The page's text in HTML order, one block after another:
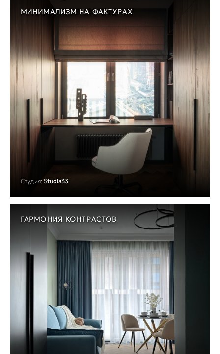
МИНИМАЛИЗМ НА ФАКТУРАХ
Студия: Studia33
ГАРМОНИЯ КОНТРАСТОВ